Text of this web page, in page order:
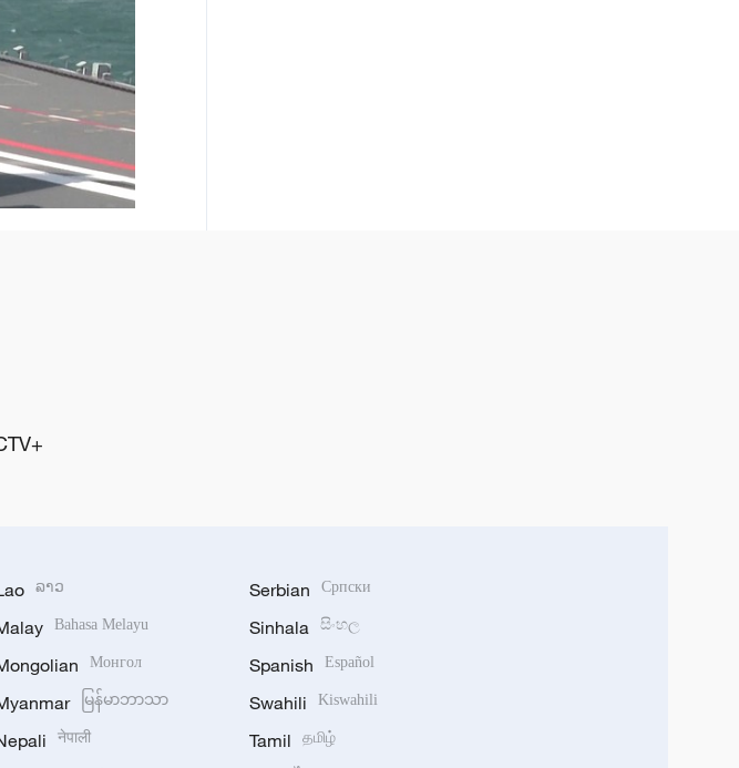
ລາວ
Bahasa Melayu
Монгол
မြန်မာဘာသာ
नेपाली
Serbian Српски
Sinhala සිංහල
Spanish Español
Swahili Kiswahili
Tamil தமிழ்